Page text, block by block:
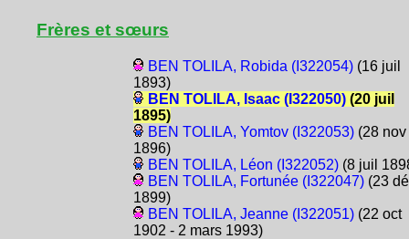
Frères et sœurs
BEN TOLILA, Robida (I322054)(16 juil
1893)
BEN TOLILA, Isaac (I322050)(20 juil
1895)
BEN TOLILA, Yomtov (I322053)(28 nov
1896)
BEN TOLILA, Léon (I322052)(8 juil
BEN TOLILA, Fortunée (I322047)(23
1899)
BEN TOLILA, Jeanne (I322051)(22 oct
1902 - 2 mars 1993)